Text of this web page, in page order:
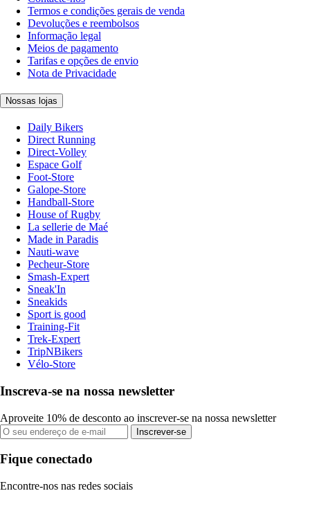
Termos e condições gerais de venda
Devoluções e reembolsos
Informação legal
Meios de pagamento
Tarifas e opções de envio
Nota de Privacidade
Nossas lojas
Daily Bikers
Direct Running
Direct-Volley
Espace Golf
Foot-Store
Galope-Store
Handball-Store
House of Rugby
La sellerie de Maé
Made in Paradis
Nauti-wave
Pecheur-Store
Smash-Expert
Sneak'In
Sneakids
Sport is good
Training-Fit
Trek-Expert
TripNBikers
Vélo-Store
Inscreva-se na nossa newsletter
Aproveite 10% de desconto ao inscrever-se na nossa newsletter
Inscrever-se
Fique conectado
Encontre-nos nas redes sociais